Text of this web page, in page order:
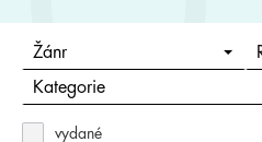
Žánr
Kategorie
vydané